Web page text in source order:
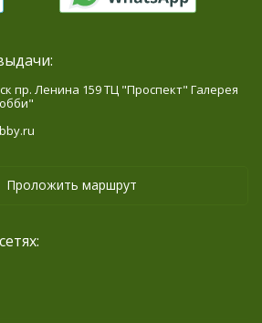
пр. Ленина 159 ТЦ "Проспект" Галерея
Проложить маршрут